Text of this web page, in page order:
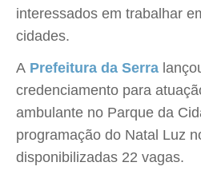
interessados em trabalhar
cidades.
A Prefeitura da Serra
credenciamento para
ambulante no Parque da
programação do Natal Luz
disponibilizadas 22 vagas.